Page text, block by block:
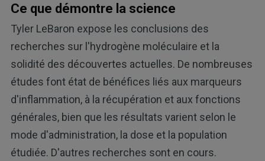
Ce que démontre la science
Tyler LeBaron expose les conclusions des
recherches sur l'hydrogène moléculaire et la
solidité des découvertes actuelles. De nombreuses
études font état de bénéfices liés aux marqueurs
d'inflammation, à la récupération et aux fonctions
générales, bien que les résultats varient selon le
mode d'administration, la dose et la population
étudiée. D'autres recherches sont en cours.